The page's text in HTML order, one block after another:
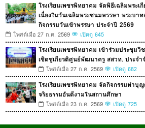
โรงเรียนเพชรพิทยาคม จัดพิธีเฉลิมพระเ
เนื่องในวันเฉลิมพระชนมพรรษา พระบา
กิจกรรมวันเข้าพรรษา ประจำปี 2569
โพสต์เมื่อ 27 ก.ค. 2569 เปิดดู 645
โรงเรียนเพชรพิทยาคม เข้าร่วมประชุมวิ
เชิดชูเกียรติศูนย์พัฒนาครู สสวท. ประจำ
โพสต์เมื่อ 27 ก.ค. 2569 เปิดดู 682
โรงเรียนเพชรพิทยาคม จัดกิจกรรมทำบุ
จริยธรรมอันดีงามในสถานศึกษา
โพสต์เมื่อ 23 ก.ค. 2569 เปิดดู 725